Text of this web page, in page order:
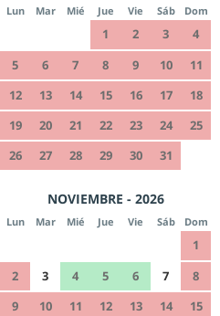
Lun Mar Mié Jue Vie Sáb Dom
1 2 3
4
5
6 7 8 9 10
11
12
13 14 15 16 17
18
19
20 21 22 23 24
25
26
27 28 29 30 31
NOVIEMBRE - 2026
Lun Mar Mié Jue Vie Sáb Dom
1
2
3 4 5 6 7
8
9
10 11 12 13 14
15